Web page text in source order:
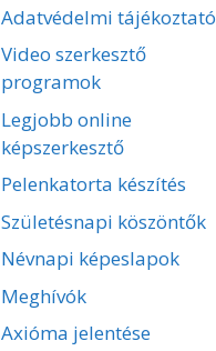
Adatvédelmi tájékoztató
Video szerkesztő
programok
Legjobb online
képszerkesztő
Pelenkatorta készítés
Születésnapi köszöntők
Névnapi képeslapok
Meghívók
Axióma jelentése